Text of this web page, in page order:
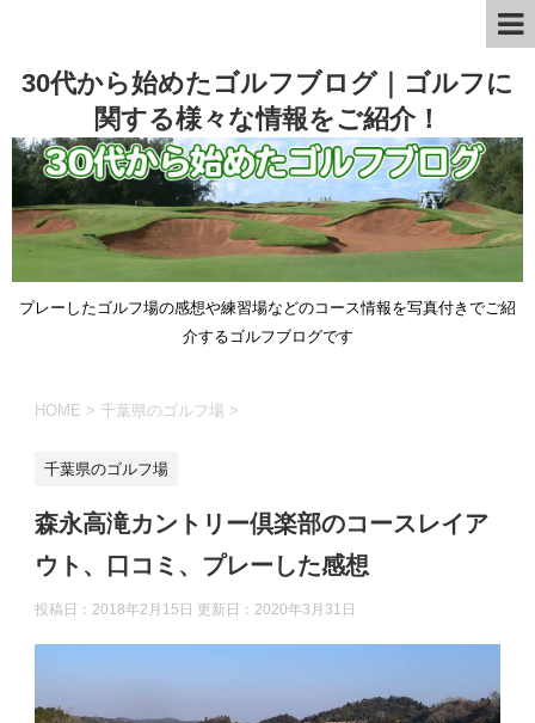
30代から始めたゴルフブログ｜ゴルフに
関する様々な情報をご紹介！
プレーしたゴルフ場の感想や練習場などのコース情報を写真付きでご紹
介するゴルフブログです
HOME > 千葉県のゴルフ場 >
千葉県のゴルフ場
森永高滝カントリー倶楽部のコースレイア
ウト、口コミ、プレーした感想
投稿日：2018年2月15日 更新日： 2020年3月31日